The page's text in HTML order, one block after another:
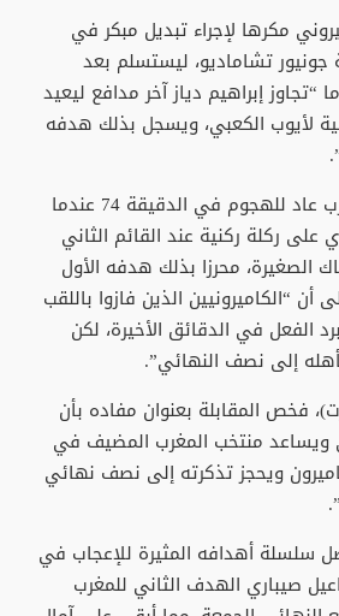
مكرها لإجراء تبديل مبكر في
إصابة جونيور تشاماديو، ليستسلم بعد
إبراهيم دياز آخر مدافع ليعيد
لأيوب الكعبي، ويسجل بذلك هدفه
ونقل الموقع أن المغرب عاد للهجوم في الدقيقة 74 عندما
ركلة ركنية عند القائم الثاني
الصغيرة، محرزا بذلك هدفه الأول
أن “الكاميرونيين الذين فازوا باللقب
برد الفعل في الدقائق الأخيرة، لكن
إلى نصف النهائي”.
فخص المقابلة بعنوان مفاده بأن
ويساعد منتخب المغرب المضيف في
ويحجز تذكرته إلى نصف نهائي
سلسلة أهدافه المثيرة للإعجاب في
صيباري الهدف الثاني للمغرب